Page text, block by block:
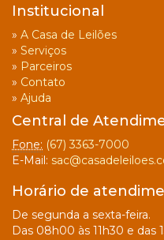
Institucional
» A Casa de Leilões
» Serviços
» Parceiros
» Contato
» Ajuda
Central de
Fone: (67) 3363-7000
E-Mail:
Horário de
De segunda a sexta-feira.
Das 08h00 às 11h30 e das